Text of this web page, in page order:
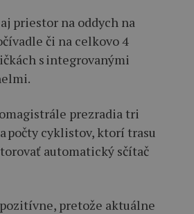
priestor na oddych na
či na celkovo 4
s integrovanými
prezradia tri
počty cyklistov, ktorí trasu
automatický sčítač
pretože aktuálne